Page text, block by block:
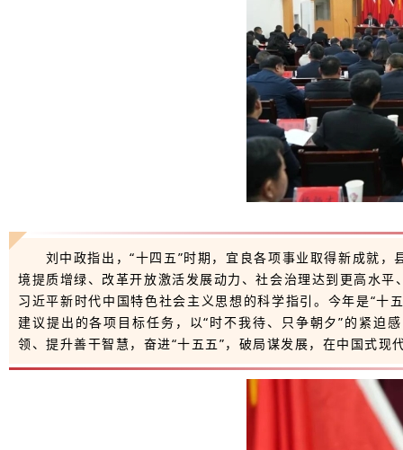
刘中政指出，“十四五”时期，宜良各项事业取得新成就
境提质增绿、改革开放激活发展动力、社会治理达到更高水
习近平新时代中国特色社会主义思想的科学指引。今年是“十
建议提出的各项目标任务，以“时不我待、只争朝夕”的紧迫
领、提升善干智慧，奋进“十五五”，破局谋发展，在中国式现